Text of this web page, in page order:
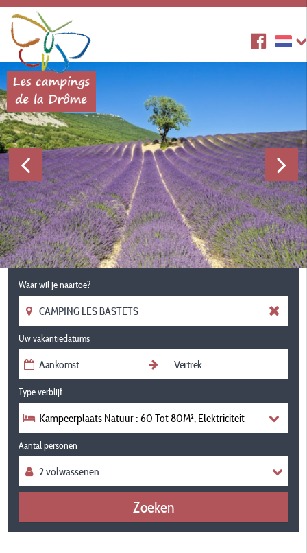
Waar wil je naartoe?
Uw vakantiedatums
Type verblijf
Kampeerplaats Natuur : 60 Tot 80M², Elektriciteit
Aantal personen
Zoeken